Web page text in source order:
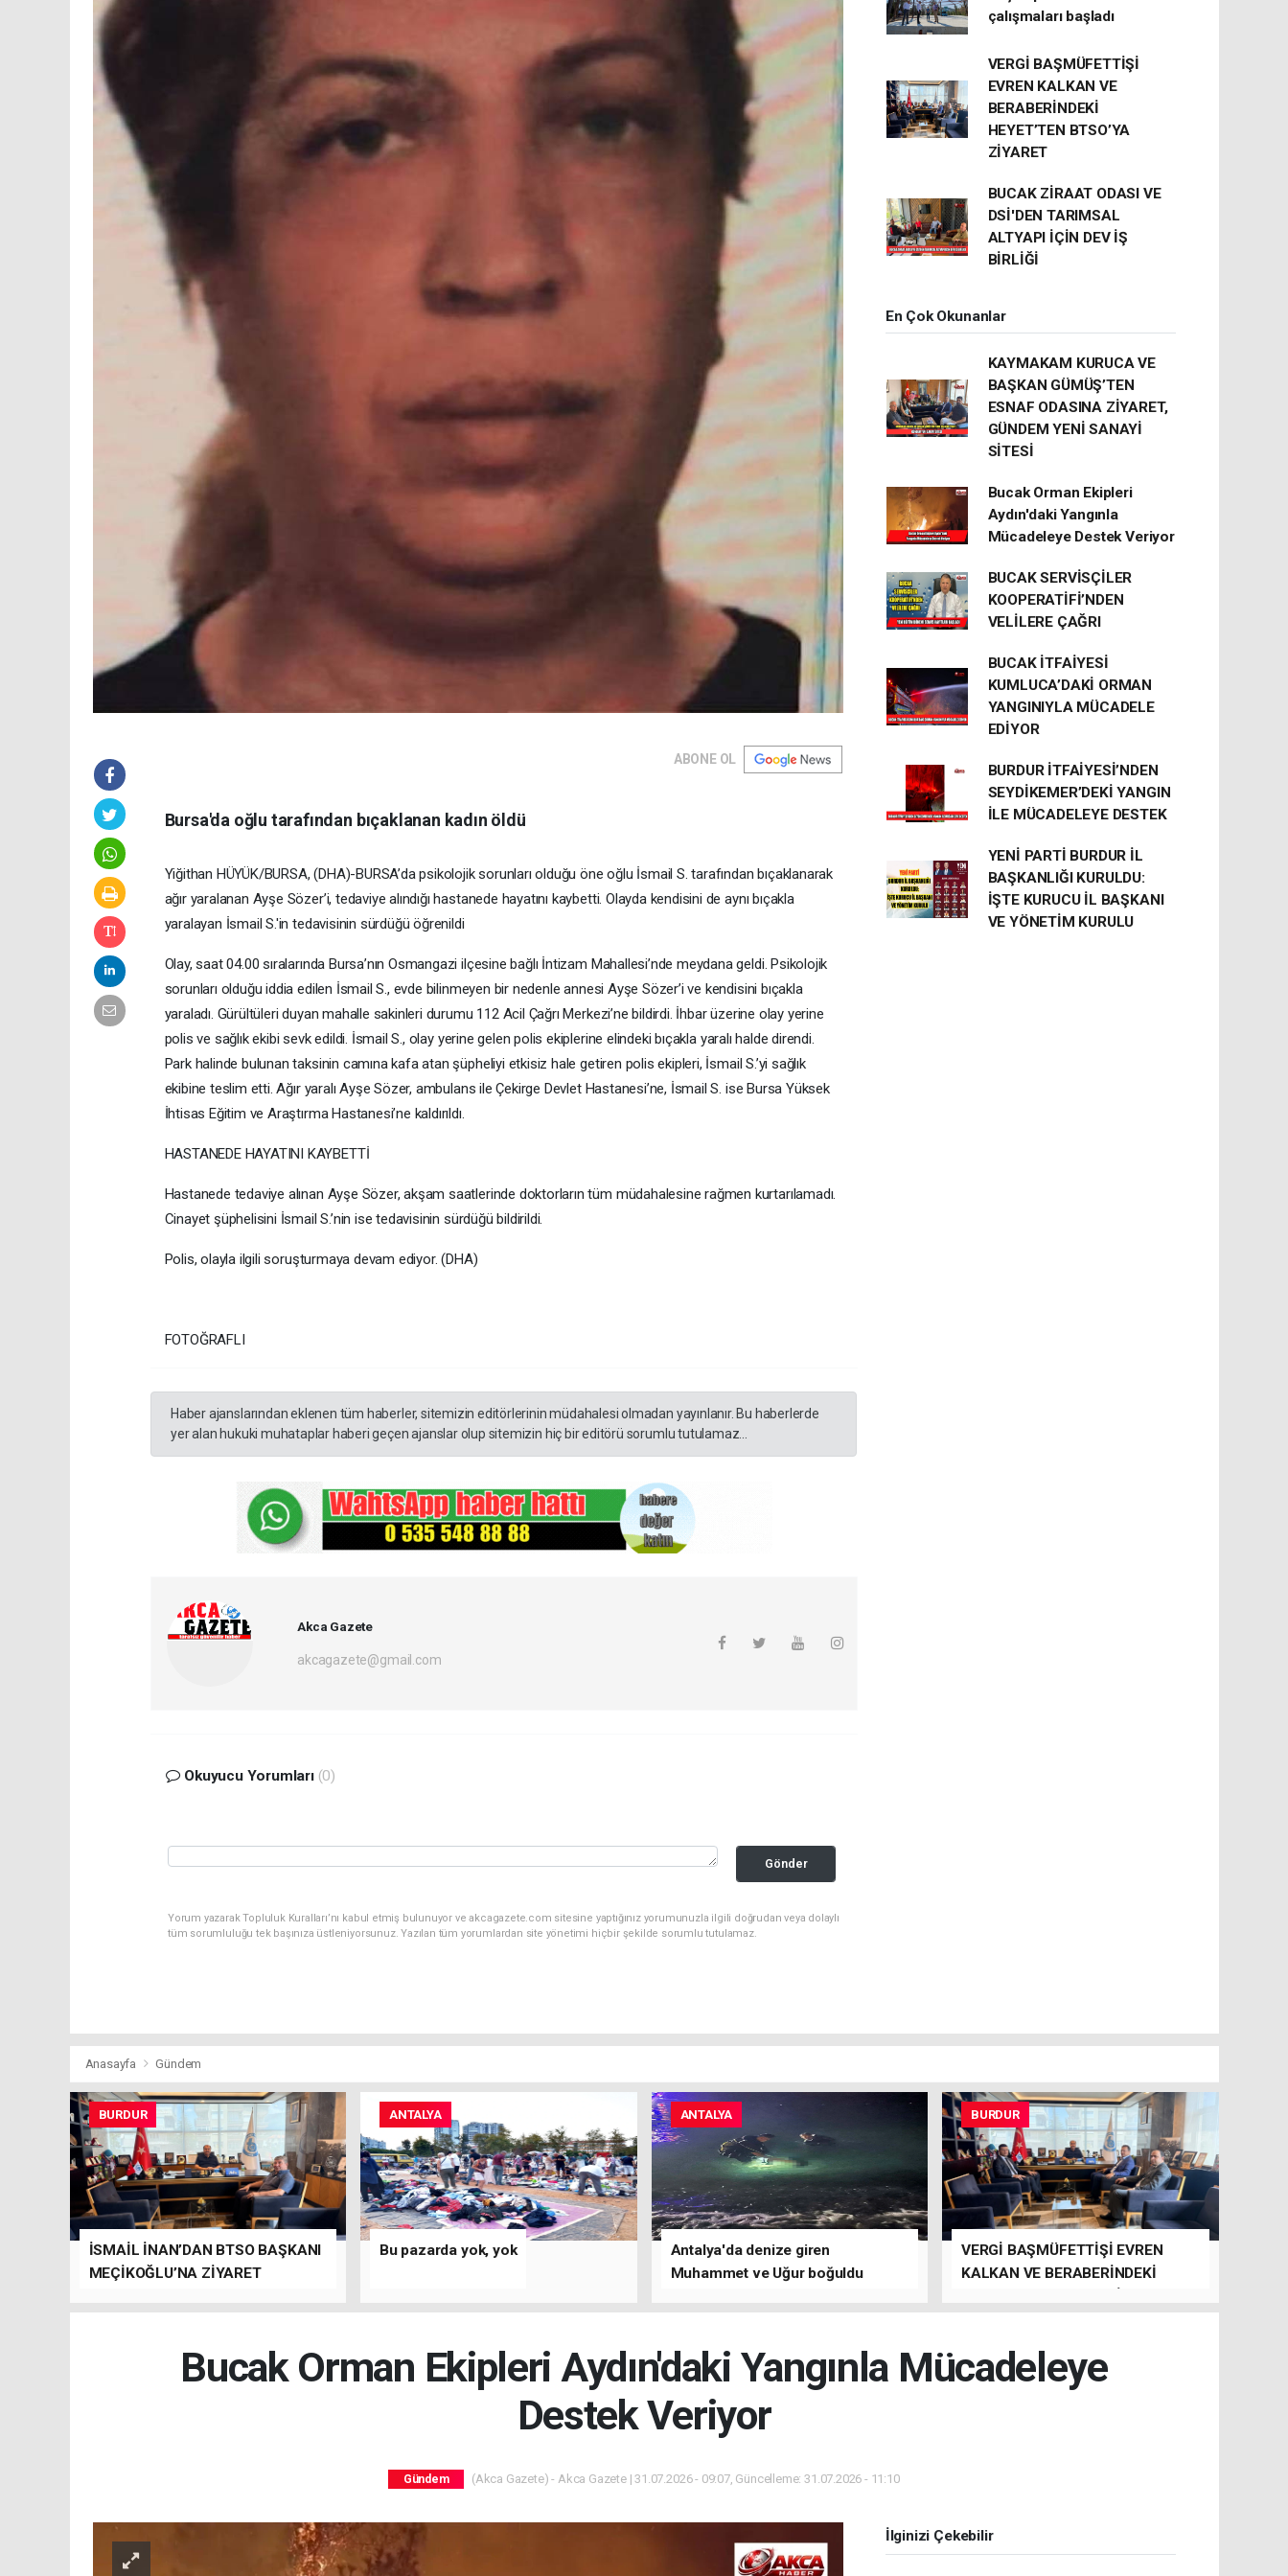
ABONE OL
Bursa'da oğlu tarafından bıçaklanan kadın öldü
Yiğithan HÜYÜK/BURSA, (DHA)-BURSA’da psikolojik sorunları olduğu öne oğlu İsmail S. tarafından bıçaklanarak
ağır yaralanan Ayşe Sözer’i, tedaviye alındığı hastanede hayatını kaybetti. Olayda kendisini de aynı bıçakla
yaralayan İsmail S.'in tedavisinin sürdüğü öğrenildi
Olay, saat 04.00 sıralarında Bursa’nın Osmangazi ilçesine bağlı İntizam Mahallesi’nde meydana geldi. Psikolojik
sorunları olduğu iddia edilen İsmail S., evde bilinmeyen bir nedenle annesi Ayşe Sözer’i ve kendisini bıçakla
yaraladı. Gürültüleri duyan mahalle sakinleri durumu 112 Acil Çağrı Merkezi’ne bildirdi. İhbar üzerine olay yerine
polis ve sağlık ekibi sevk edildi. İsmail S., olay yerine gelen polis ekiplerine elindeki bıçakla yaralı halde direndi.
Park halinde bulunan taksinin camına kafa atan şüpheliyi etkisiz hale getiren polis ekipleri, İsmail S.’yi sağlık
ekibine teslim etti. Ağır yaralı Ayşe Sözer, ambulans ile Çekirge Devlet Hastanesi’ne, İsmail S. ise Bursa Yüksek
İhtisas Eğitim ve Araştırma Hastanesi’ne kaldırıldı.
HASTANEDE HAYATINI KAYBETTİ
Hastanede tedaviye alınan Ayşe Sözer, akşam saatlerinde doktorların tüm müdahalesine rağmen kurtarılamadı.
Cinayet şüphelisini İsmail S.’nin ise tedavisinin sürdüğü bildirildi.
Polis, olayla ilgili soruşturmaya devam ediyor. (DHA)
FOTOĞRAFLI
Haber ajanslarından eklenen tüm haberler, sitemizin editörlerinin müdahalesi olmadan yayınlanır. Bu haberlerde
yer alan hukuki muhataplar haberi geçen ajanslar olup sitemizin hiç bir editörü sorumlu tutulamaz...
Akca Gazete
akcagazete@gmail.com
Okuyucu Yorumları (0)
Gönder
Yorum yazarak Topluluk Kuralları’nı kabul etmiş bulunuyor ve akcagazete.com sitesine yaptığınız yorumunuzla ilgili doğrudan veya dolaylı
tüm sorumluluğu tek başınıza üstleniyorsunuz. Yazılan tüm yorumlardan site yönetimi hiçbir şekilde sorumlu tutulamaz.
çalışmaları başladı
VERGİ BAŞMÜFETTİŞİ
EVREN KALKAN VE
BERABERİNDEKİ
HEYET’TEN BTSO’YA
ZİYARET
BUCAK ZİRAAT ODASI VE
DSİ'DEN TARIMSAL
ALTYAPI İÇİN DEV İŞ
BİRLİĞİ
En Çok Okunanlar
KAYMAKAM KURUCA VE
BAŞKAN GÜMÜŞ’TEN
ESNAF ODASINA ZİYARET,
GÜNDEM YENİ SANAYİ
SİTESİ
Bucak Orman Ekipleri
Aydın'daki Yangınla
Mücadeleye Destek Veriyor
BUCAK SERVİSÇİLER
KOOPERATİFİ’NDEN
VELİLERE ÇAĞRI
BUCAK İTFAİYESİ
KUMLUCA’DAKİ ORMAN
YANGINIYLA MÜCADELE
EDİYOR
BURDUR İTFAİYESİ’NDEN
SEYDİKEMER’DEKİ YANGIN
İLE MÜCADELEYE DESTEK
YENİ PARTİ BURDUR İL
BAŞKANLIĞI KURULDU:
İŞTE KURUCU İL BAŞKANI
VE YÖNETİM KURULU
Anasayfa Gündem
BURDUR
İSMAİL İNAN’DAN BTSO BAŞKANI
MEÇİKOĞLU’NA ZİYARET
ANTALYA
Bu pazarda yok, yok
ANTALYA
Antalya'da denize giren
Muhammet ve Uğur boğuldu
BURDUR
VERGİ BAŞMÜFETTİŞİ EVREN
KALKAN VE BERABERİNDEKİ
Bucak Orman Ekipleri Aydın'daki Yangınla Mücadeleye
Destek Veriyor
Gündem (Akca Gazete) - Akca Gazete | 31.07.2026 - 09:07, Güncelleme: 31.07.2026 - 11:10
İlginizi Çekebilir